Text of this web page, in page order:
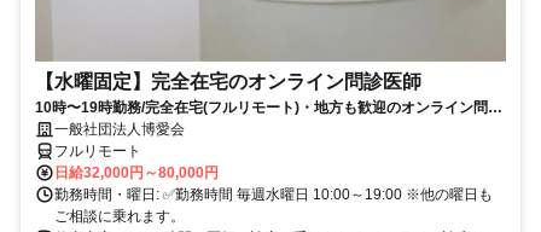
【水曜固定】完全在宅のオンライン問診医師
10時〜19時勤務/完全在宅(フルリモート)・地方も歓迎のオンライン問診
業務一般社団法人博愛会
フルリモート
日給32,000円～80,000円
勤務時間・曜日: ✅勤務時間 毎週水曜日 10:00～19:00 ※他の曜日も
ご相談に乗れます。